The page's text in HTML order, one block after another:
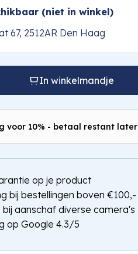
(niet in winkel)
67, 2512AR Den Haag
In winkelmandje
voor 10% - betaal restant later
op je product
bij bestellingen boven €100,-
aanschaf diverse camera's
op Google 4.3/5